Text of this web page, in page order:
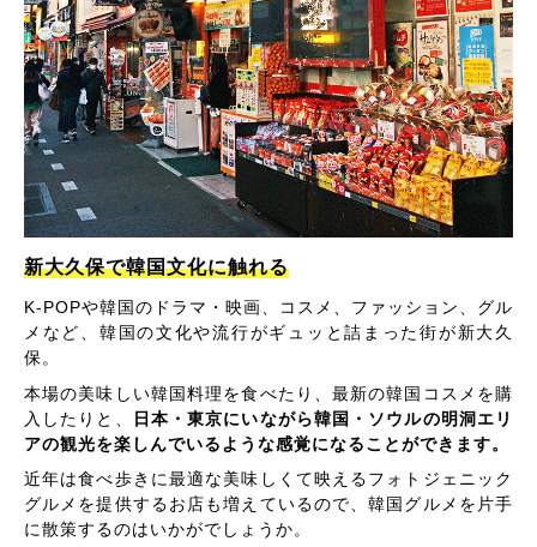
新大久保で韓国文化に触れる
K-POPや韓国のドラマ・映画、コスメ、ファッション、グル
メなど、韓国の文化や流行がギュッと詰まった街が新大久
保。
本場の美味しい韓国料理を食べたり、最新の韓国コスメを購
入したりと、
日本・東京にいながら韓国・ソウルの明洞エリ
アの観光を楽しんでいるような感覚になることができます。
近年は食べ歩きに最適な美味しくて映えるフォトジェニック
グルメを提供するお店も増えているので、韓国グルメを片手
に散策するのはいかがでしょうか。